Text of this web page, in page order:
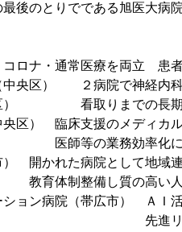
後のとりでである旭医大病
ロナ・通常医療を両立　患
央区）　　２病院で神経内
　　　　看取りまでの長
区）　臨床支援のメディカ
務効率化に
開かれた病院として地域連
し質の高い人材
ョン病院（帯広市）　ＡＩ
ビリ推進